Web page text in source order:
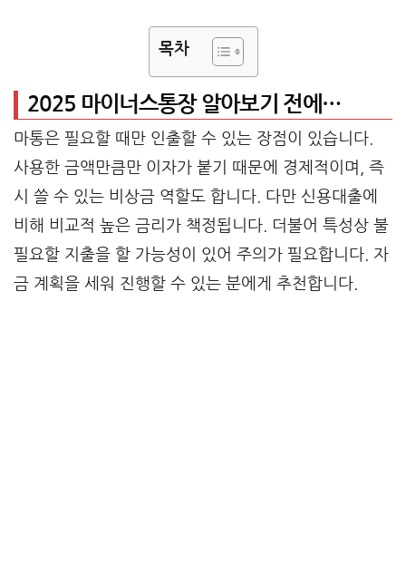
목차
2025 마이너스통장 알아보기 전에…
마통은 필요할 때만 인출할 수 있는 장점이 있습니다.
사용한 금액만큼만 이자가 붙기 때문에 경제적이며, 즉
시 쓸 수 있는 비상금 역할도 합니다. 다만 신용대출에
비해 비교적 높은 금리가 책정됩니다. 더불어 특성상 불
필요할 지출을 할 가능성이 있어 주의가 필요합니다. 자
금 계획을 세워 진행할 수 있는 분에게 추천합니다.